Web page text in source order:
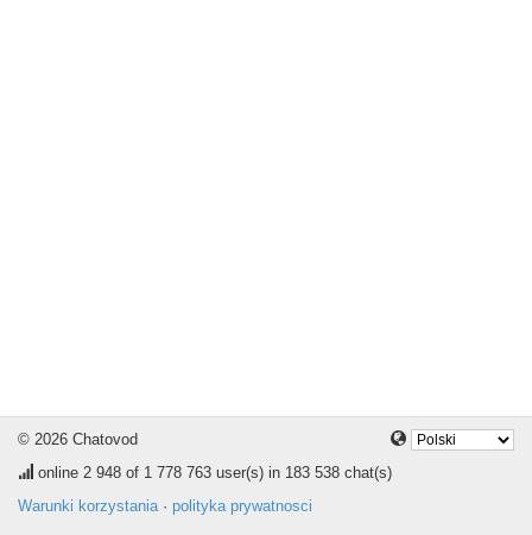
© 2026 Chatovod
online 2 948 of 1 778 763 user(s) in 183 538 chat(s)
Warunki korzystania· polityka prywatnosci